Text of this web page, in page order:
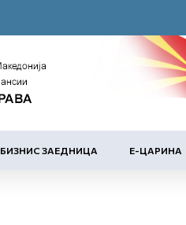
БИЗНИС ЗАЕДНИЦА Е-ЦАРИНА